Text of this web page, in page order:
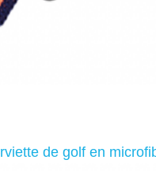
de golf en